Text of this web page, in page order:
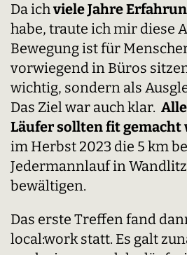
Da ichviele Jahre
habe, traute ich mir diese
Bewegung ist für
vorwiegend in Büros
wichtig, sondern als
Das Ziel war auch klar.
Läufer sollten fit gemacht
im Herbst 2023 die 5 km
Jedermannlauf in
bewältigen.
Das erste Treffen fand
local:work statt. Es galt